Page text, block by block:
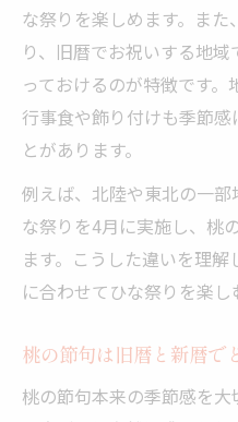
な祭りを楽しめます。ま
り、旧暦でお祝いする地
っておけるのが特徴です
行事食や飾り付けも季節
とがあります。
例えば、北陸や東北の一
な祭りを4月に実施し、桃
ます。こうした違いを理
に合わせてひな祭りを楽し
桃の節句は旧暦と新暦で
桃の節句本来の季節感を